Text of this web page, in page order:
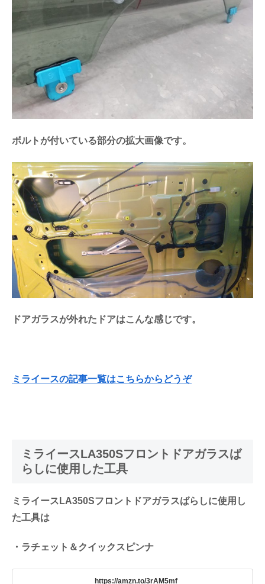
ボルトが付いている部分の拡大画像です。
ドアガラスが外れたドアはこんな感じです。
ミライースの記事一覧はこちらからどうぞ
ミライースLA350Sフロントドアガラスば
らしに使用した工具
ミライースLA350Sフロントドアガラスばらしに使用し
た工具は
・ラチェット＆クイックスピンナ
https://amzn.to/3rAM5mf